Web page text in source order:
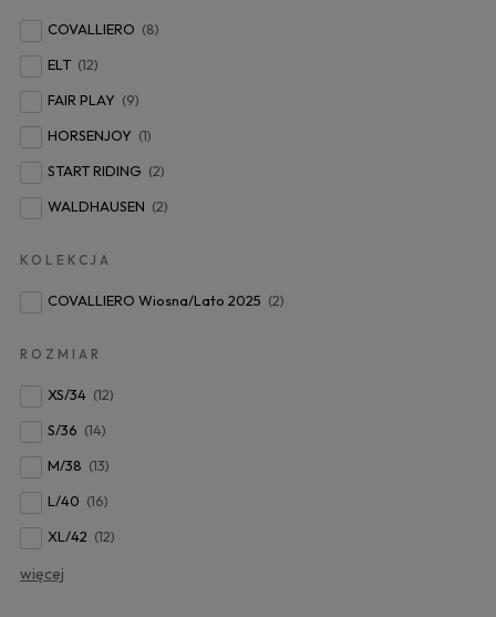
COVALLIERO (8)
ELT (12)
FAIR PLAY (9)
HORSENJOY (1)
START RIDING (2)
WALDHAUSEN (2)
KOLEKCJA
COVALLIERO Wiosna/Lato 2025 (2)
ROZMIAR
XS/34 (12)
S/36 (14)
M/38 (13)
L/40 (16)
XL/42 (12)
więcej